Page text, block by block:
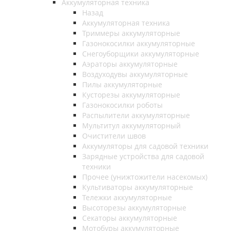
Аккумуляторная техника
Назад
Аккумуляторная техника
Триммеры аккумуляторные
Газонокосилки аккумуляторные
Снегоуборщики аккумуляторные
Аэраторы аккумуляторные
Воздуходувы аккумуляторные
Пилы аккумуляторные
Кусторезы аккумуляторные
Газонокосилки роботы
Распылители аккумуляторные
Мультитул аккумуляторный
Очистители швов
Аккумуляторы для садовой техники
Зарядные устройства для садовой
техники
Прочее (унижтожители насекомых)
Культиваторы аккумуляторные
Тележки аккумуляторные
Высоторезы аккумуляторные
Секаторы аккумуляторные
Мотобуры аккумуляторные